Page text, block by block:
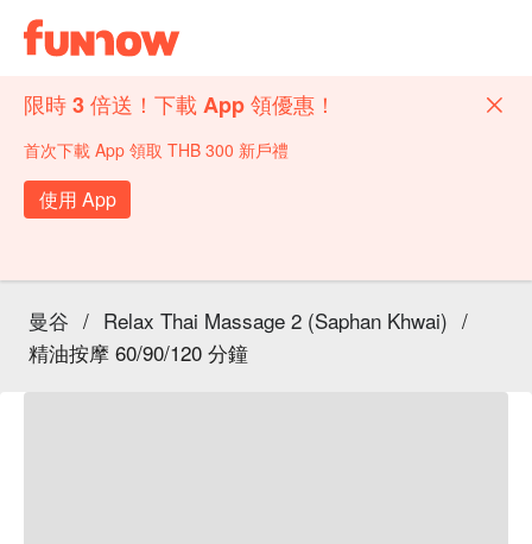
限時 3 倍送！下載 App 領優惠！
首次下載 App 領取 THB 300 新戶禮
使用 App
曼谷 / Relax Thai Massage 2 (Saphan Khwai) /
精油按摩 60/90/120 分鐘